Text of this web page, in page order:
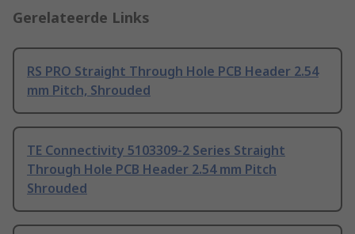
Gerelateerde Links
RS PRO Straight Through Hole PCB Header 2.54
mm Pitch, Shrouded
TE Connectivity 5103309-2 Series Straight
Through Hole PCB Header 2.54 mm Pitch
Shrouded